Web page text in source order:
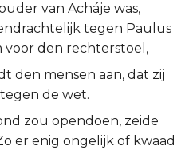
van Acháje was,
tegen Paulus
voor den rechterstoel,
den mensen aan, dat zij
de wet.
zou opendoen, zeide
er enig ongelijk of kwaad